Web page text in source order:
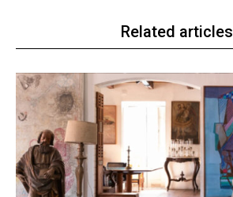
Related articles